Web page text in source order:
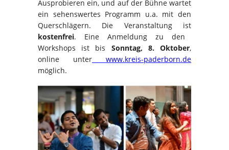
Ausprobieren ein, und auf der Bühne wartet
ein sehenswertes Programm u.a. mit den
Querschlägern. Die Veranstaltung ist
kostenfrei. Eine Anmeldung zu den
Workshops ist bis Sonntag, 8. Oktober,
online unter www.kreis-paderborn.de
möglich.